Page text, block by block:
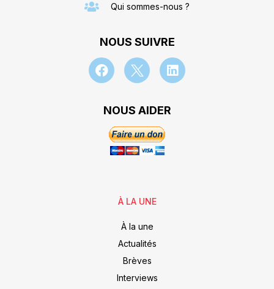
Qui sommes-nous ?
NOUS SUIVRE
NOUS AIDER
À LA UNE
À la une
Actualités
Brèves
Interviews